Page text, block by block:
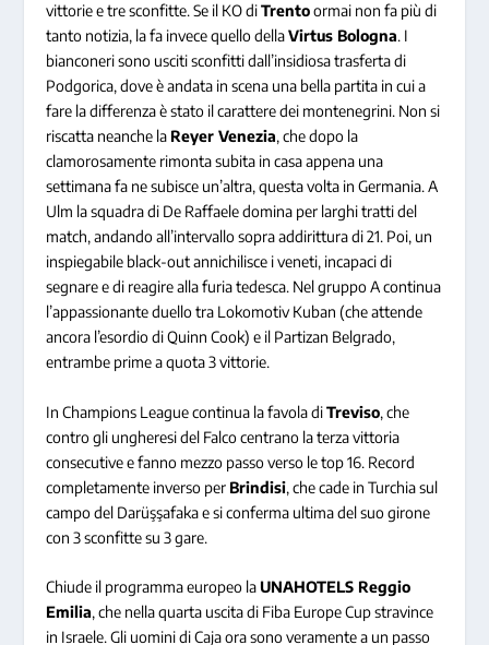
vittorie e tre sconfitte. Se il KO diTrentoormai non fa più di
tanto notizia, la fa invece quello dellaVirtus Bologna. I
bianconeri sono usciti sconfitti dall’insidiosa trasferta di
Podgorica, dove è andata in scena una bella partita in cui a
fare la differenza è stato il carattere dei montenegrini. Non si
riscatta neanche la Reyer Venezia, che dopo la
clamorosamente rimonta subita in casa appena una
settimana fa ne subisce un’altra, questa volta in Germania. A
Ulm la squadra di De Raffaele domina per larghi tratti del
match, andando all’intervallo sopra addirittura di 21. Poi, un
inspiegabile black-out annichilisce i veneti, incapaci di
segnare e di reagire alla furia tedesca. Nel gruppo A continua
l’appassionante duello tra Lokomotiv Kuban (che attende
ancora l’esordio di Quinn Cook) e il Partizan Belgrado,
entrambe prime a quota 3 vittorie.
In Champions League continua la favola diTreviso, che
contro gli ungheresi del Falco centrano la terza vittoria
consecutive e fanno mezzo passo verso le top 16. Record
completamente inverso per Brindisi, che cade in Turchia sul
campo del Darüşşafaka e si conferma ultima del suo girone
con 3 sconfitte su 3 gare.
Chiude il programma europeo laUNAHOTELS Reggio
Emilia, che nella quarta uscita di Fiba Europe Cup stravince
in Israele. Gli uomini di Caja ora sono veramente a un passo